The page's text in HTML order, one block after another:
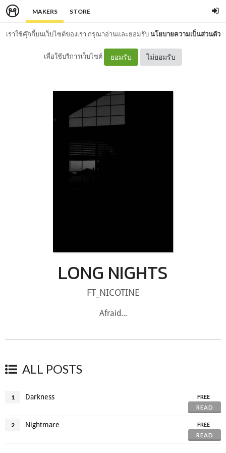
MAKERS STORE
เราใช้คุ๊กกี้บนเว็บไซต์ของเรา กรุณาอ่านและยอมรับนโยบายความเป็นส่วนตัว
เพื่อใช้บริการเว็บไซต์ ยอมรับ ไม่ยอมรับ
LONG NIGHTS
FT_NICOTINE
Afraid...
ALL POSTS
1 Darkness
FREE
READ
2 Nightmare
FREE
READ